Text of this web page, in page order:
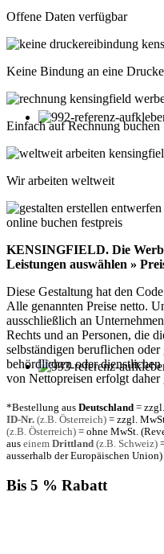
Offene Daten verfügbar
Keine Bindung an eine
Einfach auf Rechnung buchen
Wir arbeiten weltweit
KENSINGFIELD. Die
Leistungen auswählen »
Diese Gestaltung hat den
Alle genannten Preise netto.
ausschließlich an
Rechts und an Personen, die
selbständigen beruflichen
behördlichen oder
von Nettopreisen erfolgt
*Bestellung aus Deutschland =
ID-Nr. (z.B. Österreich) = zzgl.
(z.B. Österreich) = ohne MwSt.
aus einem Drittland (z.B. Schweiz)
ausserhalb der Europäischen Union)
Bis 5 % Rabatt